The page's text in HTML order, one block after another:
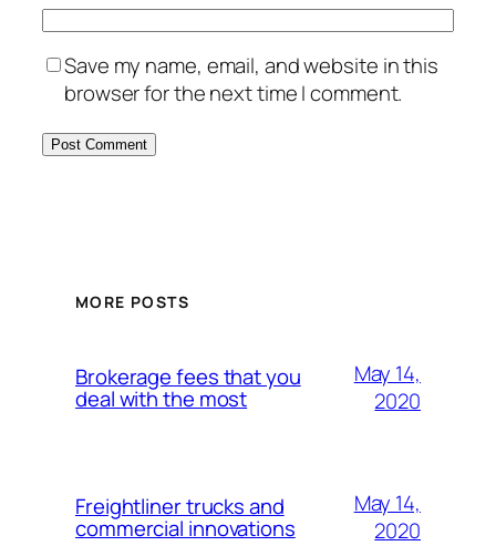
Save my name, email, and website in this
browser for the next time I comment.
MORE POSTS
Brokerage fees that you
deal with the most
May 14,
2020
Freightliner trucks and
commercial innovations
May 14,
2020